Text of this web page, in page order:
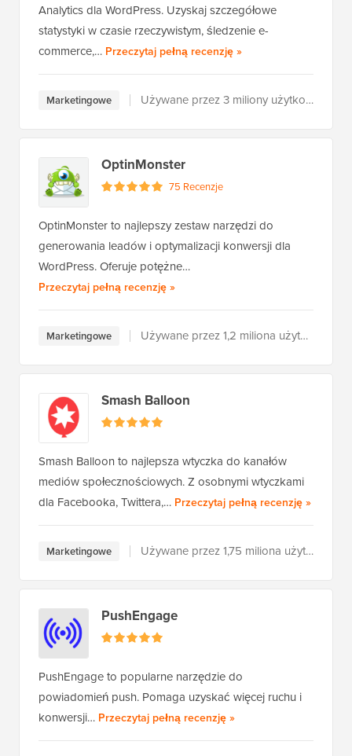
Analytics dla WordPress. Uzyskaj szczegółowe
statystyki w czasie rzeczywistym, śledzenie e-
commerce,… Przeczytaj pełną recenzjęMonsterInsights
»
Marketingowe Używane przez 3 miliony użytkowników
OptinMonster
75 Recenzje
OptinMonster to najlepszy zestaw narzędzi do
generowania leadów i optymalizacji konwersji dla
WordPress. Oferuje potężne…
Przeczytaj pełną recenzjęOptinMonster
»
Marketingowe Używane przez 1,2 miliona użytkowników
Smash Balloon
Smash Balloon to najlepsza wtyczka do kanałów
mediów społecznościowych. Z osobnymi wtyczkami
dla Facebooka, Twittera,… Przeczytaj pełną recenzjęSmash
»
Marketingowe Używane przez 1,75 miliona użytkowników
PushEngage
PushEngage to popularne narzędzie do
powiadomień push. Pomaga uzyskać więcej ruchu i
konwersji… Przeczytaj pełną recenzjęPushEngage
»